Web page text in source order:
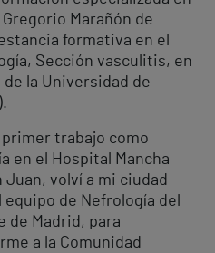
Marañón de
formativa en el
Sección vasculitis, en
la Universidad de
trabajo como
en el Hospital Mancha
Juan, volví a mi ciudad
de Nefrología del
de Madrid, para
a la Comunidad